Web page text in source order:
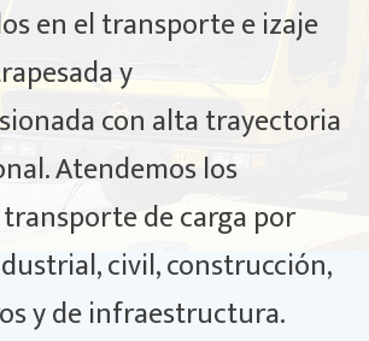
en el transporte e izaje
y
con alta trayectoria
Atendemos los
de carga por
civil, construcción,
y de infraestructura.